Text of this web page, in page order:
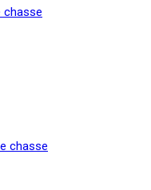
chasse
chasse